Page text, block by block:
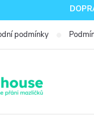
podmínky